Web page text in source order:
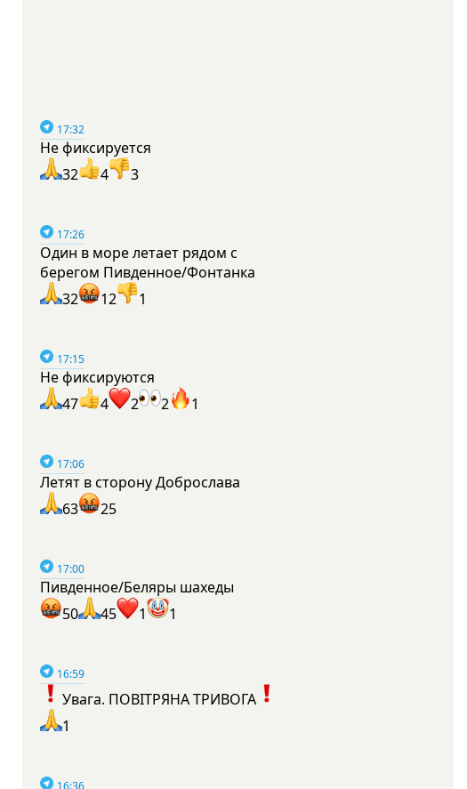
17:32
Не фиксируется
32
4 3
17:26
Один в море летает рядом с
берегом Пивденное/Фонтанка
32
12 1
17:15
Не фиксируются
47
4 2 2 1
17:06
Летят в сторону Доброслава
63
25
17:00
Пивденное/Беляры шахеды
50
45 1 1
16:59
Увага. ПОВІТРЯНА ТРИВОГА
1
16:36